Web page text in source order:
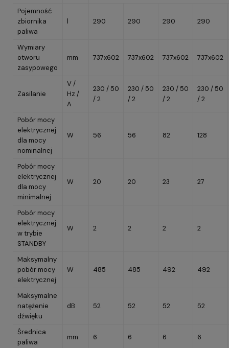
Pojemność
zbiornika
paliwa
l 290 290 290 290
Wymiary
otworu
zasypowego
mm 737x602 737x602 737x602 737x602
Zasilanie
V /
Hz /
A
230 / 50
/ 2
230 / 50
/ 2
230 / 50
/ 2
230 / 50
/ 2
Pobór mocy
elektrycznej
dla mocy
nominalnej
W 56 56 82 128
Pobór mocy
elektrycznej
dla mocy
minimalnej
W 20 20 23 27
Pobór mocy
elektrycznej
w trybie
STANDBY
W 2 2 2 2
Maksymalny
pobór mocy
elektrycznej
W 485 485 492 492
Maksymalne
natężenie
dźwięku
dB 52 52 52 52
Średnica
paliwa
mm 6 6 6 6